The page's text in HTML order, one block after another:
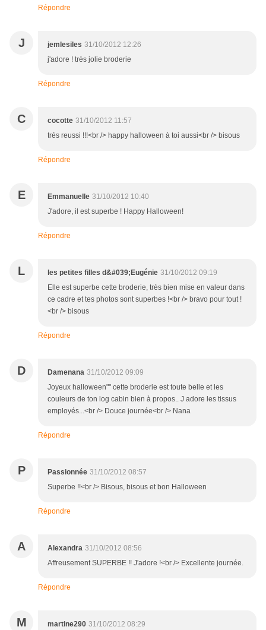
Répondre
J jemlesiles 31/10/2012 12:26
j'adore ! très jolie broderie
Répondre
C cocotte 31/10/2012 11:57
trés reussi !!!<br /> happy halloween à toi aussi<br /> bisous
Répondre
E Emmanuelle 31/10/2012 10:40
J'adore, il est superbe ! Happy Halloween!
Répondre
L les petites filles d&#039;Eugénie 31/10/2012 09:19
Elle est superbe cette broderie, très bien mise en valeur dans
ce cadre et tes photos sont superbes !<br /> bravo pour tout !
<br /> bisous
Répondre
D Damenana 31/10/2012 09:09
Joyeux halloween"" cette broderie est toute belle et les
couleurs de ton log cabin bien à propos.. J adore les tissus
employés...<br /> Douce journée<br /> Nana
Répondre
P Passionnée 31/10/2012 08:57
Superbe !!<br /> Bisous, bisous et bon Halloween
Répondre
A Alexandra 31/10/2012 08:56
Affreusement SUPERBE !! J'adore !<br /> Excellente journée.
Répondre
M martine290 31/10/2012 08:29